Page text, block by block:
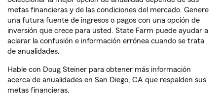
metas financieras y de las condiciones del mercado. Genere
una futura fuente de ingresos o pagos con una opción de
inversión que crece para usted. State Farm puede ayudar a
aclarar la confusión e información errónea cuando se trata
de anualidades.
Hable con Doug Steiner para obtener más información
acerca de anualidades en San Diego, CA que respalden sus
metas financieras.